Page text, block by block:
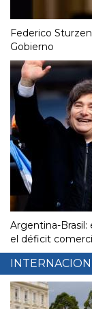
Federico
Gobierno
Argentina-Brasil:
el déficit